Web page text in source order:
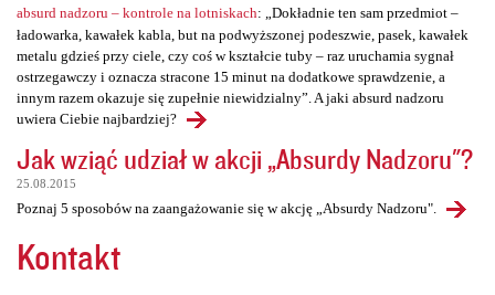
absurd nadzoru – kontrole na lotniskach: „Dokładnie ten sam przedmiot –
ładowarka, kawałek kabla, but na podwyższonej podeszwie, pasek, kawałek
metalu gdzieś przy ciele, czy coś w kształcie tuby – raz uruchamia sygnał
ostrzegawczy i oznacza stracone 15 minut na dodatkowe sprawdzenie, a
innym razem okazuje się zupełnie niewidzialny”. A jaki absurd nadzoru
uwiera Ciebie najbardziej?
Jak wziąć udział w akcji „Absurdy Nadzoru"?
25.08.2015
Poznaj 5 sposobów na zaangażowanie się w akcję „Absurdy Nadzoru".
Kontakt